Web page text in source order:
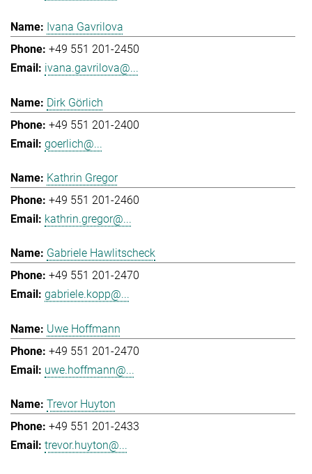
Ivana Gavrilova
+49 551 201-2450
ivana.gavrilova@...
Dirk Görlich
+49 551 201-2400
goerlich@...
Kathrin Gregor
+49 551 201-2460
kathrin.gregor@...
Gabriele Hawlitscheck
+49 551 201-2470
gabriele.kopp@...
Uwe Hoffmann
+49 551 201-2470
uwe.hoffmann@...
Trevor Huyton
+49 551 201-2433
trevor.huyton@...